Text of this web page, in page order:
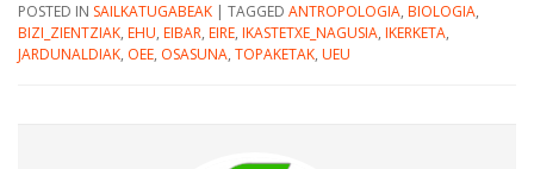
POSTED IN SAILKATUGABEAK | TAGGED ANTROPOLOGIA, BIOLOGIA,
BIZI_ZIENTZIAK, EHU, EIBAR, EIRE, IKASTETXE_NAGUSIA, IKERKETA,
JARDUNALDIAK, OEE, OSASUNA, TOPAKETAK, UEU